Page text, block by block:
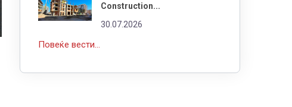
Construction...
30.07.2026
Повеќе вести...